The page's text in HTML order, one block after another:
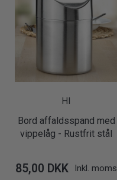
HI
Bord affaldsspand med
vippelåg - Rustfrit stål
85,00 DKK Inkl. moms